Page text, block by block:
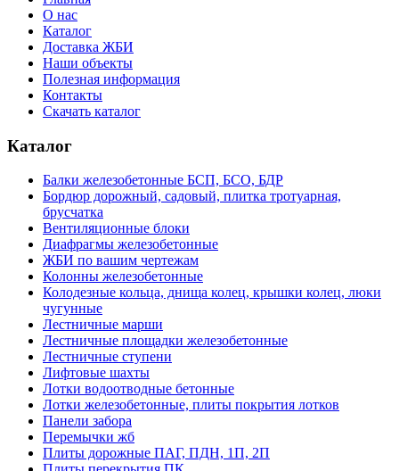
О нас
Каталог
Доставка ЖБИ
Наши объекты
Полезная информация
Контакты
Скачать каталог
Каталог
Балки железобетонные БСП, БСО, БДР
Бордюр дорожный, садовый, плитка тротуарная,
брусчатка
Вентиляционные блоки
Диафрагмы железобетонные
ЖБИ по вашим чертежам
Колонны железобетонные
Колодезные кольца, днища колец, крышки колец, люки
чугунные
Лестничные марши
Лестничные площадки железобетонные
Лестничные ступени
Лифтовые шахты
Лотки водоотводные бетонные
Лотки железобетонные, плиты покрытия лотков
Панели забора
Перемычки жб
Плиты дорожные ПАГ, ПДН, 1П, 2П